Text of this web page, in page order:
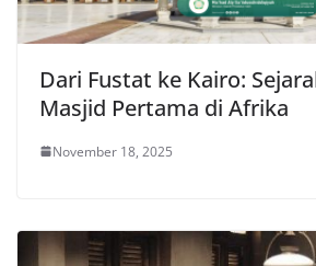
Dari Fustat ke Kairo:
Masjid Pertama di Afrika
November 18, 2025